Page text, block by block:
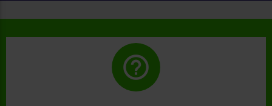
help_outline